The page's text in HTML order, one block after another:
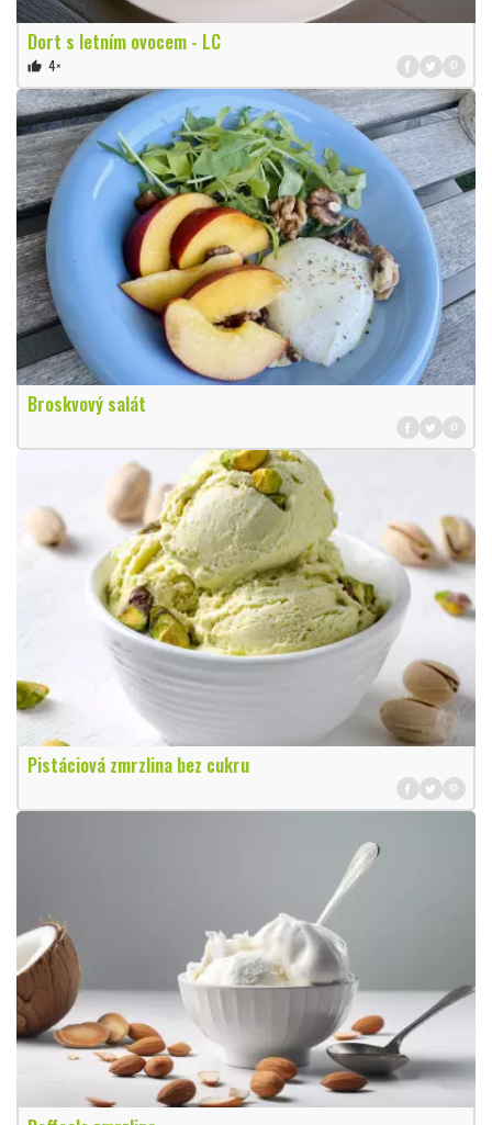
Dort s letním ovocem - LC
thumb_up 4×
Broskvový salát
Pistáciová zmrzlina bez cukru